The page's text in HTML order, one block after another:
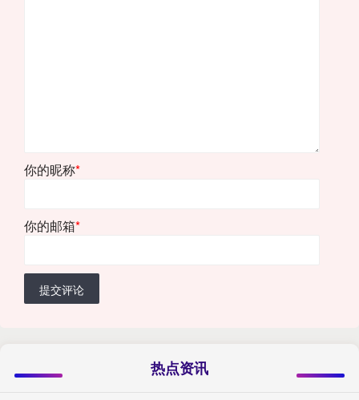
你的昵称*
你的邮箱*
提交评论
热点资讯